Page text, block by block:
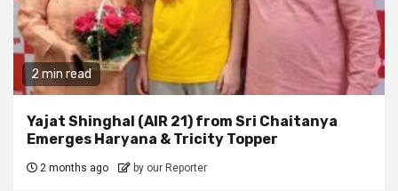
2 min read
Yajat Shinghal (AIR 21) from Sri Chaitanya
Emerges Haryana & Tricity Topper
2 months ago by our Reporter